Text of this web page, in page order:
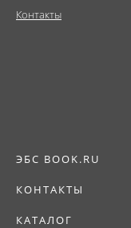
Контакты
ЭБС BOOK.RU
КОНТАКТЫ
КАТАЛОГ